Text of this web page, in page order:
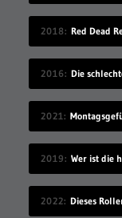
2018
2016 Die
2021
2019
2022 Dieses